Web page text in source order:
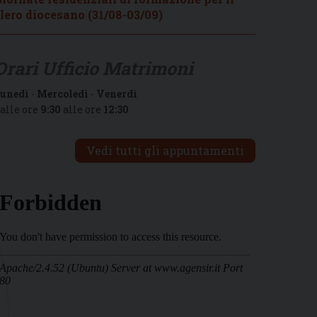
diocesano (31/08-03/09)
- Mercoledì - Venerdì
ore 9:30 alle ore 12:30
Vedi tutti gli appuntamenti